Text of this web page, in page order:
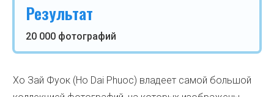
Результат
20 000 фотографий
Хо Зай Фуок (Ho Dai Phuoc) владеет самой большой